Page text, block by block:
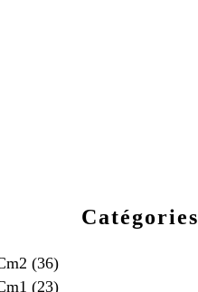
Catégories
(36)
(23)